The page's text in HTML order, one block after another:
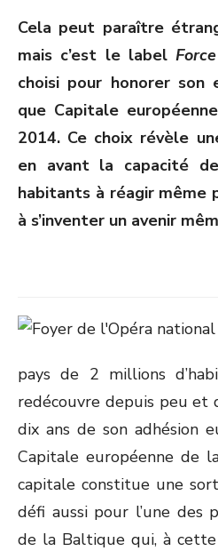
Cela peut paraître
mais c’est le label
choisi pour honorer
que Capitale
2014. Ce choix révèle
en avant la capacité
habitants à réagir même
à s’inventer un avenir
pays de 2 millions
redécouvre depuis peu et
dix ans de son adhésion
Capitale européenne de
capitale constitue une
défi aussi pour l’une des
de la Baltique qui, à cette